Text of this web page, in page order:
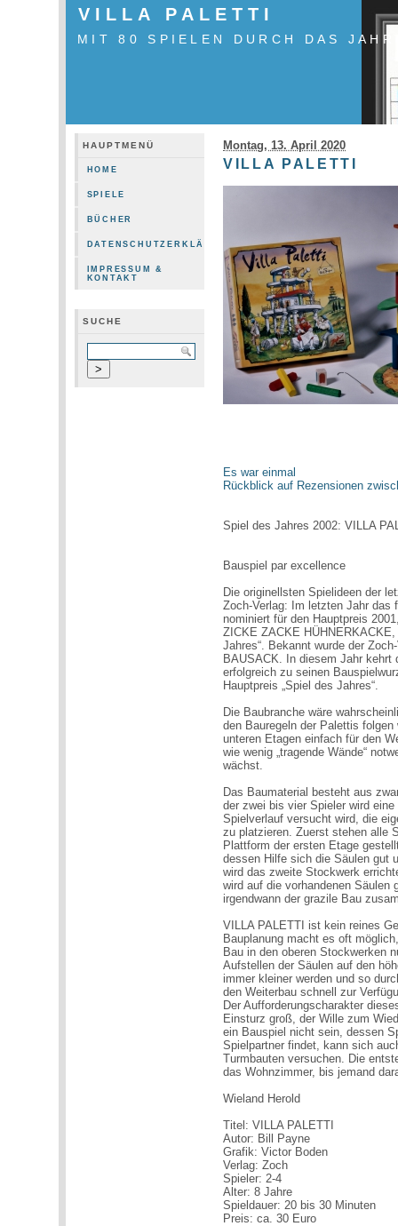
VILLA PALETTI
MIT 80 SPIELEN DURCH DAS JAHR
HAUPTMENÜ
HOME
SPIELE
BÜCHER
DATENSCHUTZERKLÄRUNG
IMPRESSUM &
KONTAKT
SUCHE
Montag, 13. April 2020
VILLA PALETTI
Es war einmal
Rückblick auf Rezensionen
Spiel des Jahres 2002: VILLA
Bauspiel par excellence
Die originellsten Spielideen der
Zoch-Verlag: Im letzten Jahr das
nominiert für den Hauptpreis
ZICKE ZACKE
Jahres“. Bekannt wurde der
BAUSACK. In diesem Jahr kehrt
erfolgreich zu seinen
Hauptpreis „Spiel des Jahres“.
Die Baubranche wäre
den Bauregeln der Palettis
unteren Etagen einfach für den
wie wenig „tragende Wände“
wächst.
Das Baumaterial besteht aus
der zwei bis vier Spieler wird
Spielverlauf versucht wird, die
zu platzieren. Zuerst stehen alle
Plattform der ersten Etage
dessen Hilfe sich die Säulen gut
wird das zweite Stockwerk
wird auf die vorhandenen Säulen
irgendwann der grazile Bau
VILLA PALETTI ist kein reines
Bauplanung macht es oft
Bau in den oberen Stockwerken
Aufstellen der Säulen auf den
immer kleiner werden und so
den Weiterbau schnell zur
Der Aufforderungscharakter
Einsturz groß, der Wille zum
ein Bauspiel nicht sein, dessen
Spielpartner findet, kann sich
Turmbauten versuchen. Die
das Wohnzimmer, bis jemand
Wieland Herold
Titel: VILLA PALETTI
Autor: Bill Payne
Grafik: Victor Boden
Verlag: Zoch
Spieler: 2-4
Alter: 8 Jahre
Spieldauer: 20 bis 30 Minuten
Preis: ca. 30 Euro